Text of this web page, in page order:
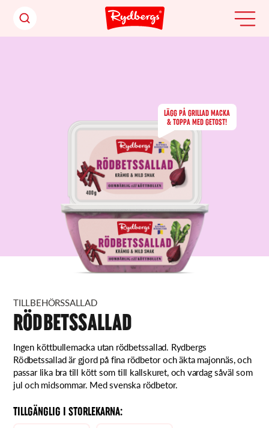
LÄGG PÅ GRILLAD MACKA
& TOPPA MED GETOST!
TILLBEHÖRSSALLAD
RÖDBETSSALLAD
Ingen köttbullemacka utan rödbetssallad. Rydbergs
Rödbetssallad är gjord på fina rödbetor och äkta majonnäs, och
passar lika bra till kött som till kallskuret, och vardag såväl som
jul och midsommar. Med svenska rödbetor.
TILLGÄNGLIG I STORLEKARNA: